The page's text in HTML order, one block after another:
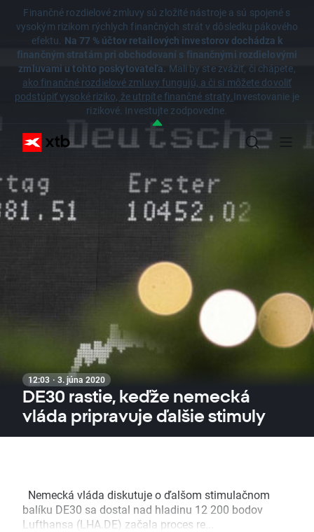
Finančné rozdielové zmluvy sú zložité nástroje a sú spojené s
vysokým rizikom rýchlych finančných strát v dôsledku pákového
efektu. Na 77 % účtov retailových investorov dochádza k
finančným stratám pri obchodovaní s finančnými rozdielovými
zmluvami u tohto poskytovateľa. Mali by ste zvážiť, či chápete,
ako finančné rozdielové zmluvy fungujú, a či si môžete dovoliť
podstúpiť vysoké riziko, že utrpíte finančné straty.Investovanie je
rizikové. Investujte zodpovedne.
12:03 · 3. júna 2020
DE30 rastie, keďže nemecká
vláda pripravuje ďalšie stimuly
Nemecká vláda diskutuje o ďalšom stimulačnom
balíku DE30 sa dostal nad hladinu 12 200 bodov
Lufthansa (LHA.DE) začala proces re...